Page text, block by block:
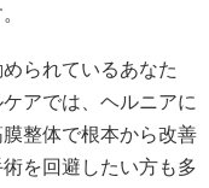
られているあなた
アでは、ヘルニアに
整体で根本から改善
を回避したい方も多